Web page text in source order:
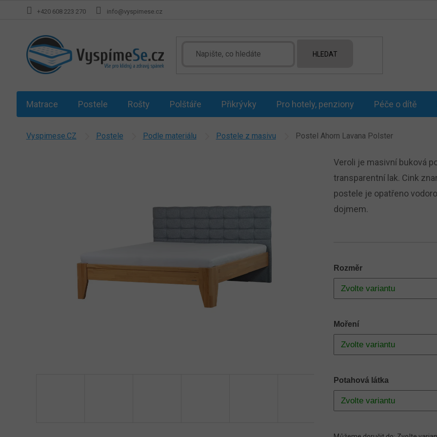
+420 608 223 270 info@vyspimese.cz
HLEDAT
Matrace Postele Rošty Polštáře Přikrývky Pro hotely, penziony Péče o dítě
Vyspimese.CZ Postele Podle materiálu Postele z masivu Postel Ahorn Lavana Polster
Rozměr
Moření
Potahová látka
Veroli je masivní buková
transparentní lak. Cink
postele je opatřeno
dojmem.